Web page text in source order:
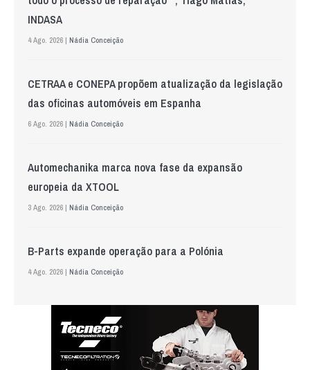
INDASA
4 Ago. 2026 | Nádia Conceição
CETRAA e CONEPA propõem atualização da legislação
das oficinas automóveis em Espanha
6 Ago. 2026 | Nádia Conceição
Automechanika marca nova fase da expansão
europeia da XTOOL
3 Ago. 2026 | Nádia Conceição
B-Parts expande operação para a Polónia
4 Ago. 2026 | Nádia Conceição